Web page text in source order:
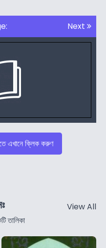
Next
এখানে ক্লিক করুণ
তালিকা
View All